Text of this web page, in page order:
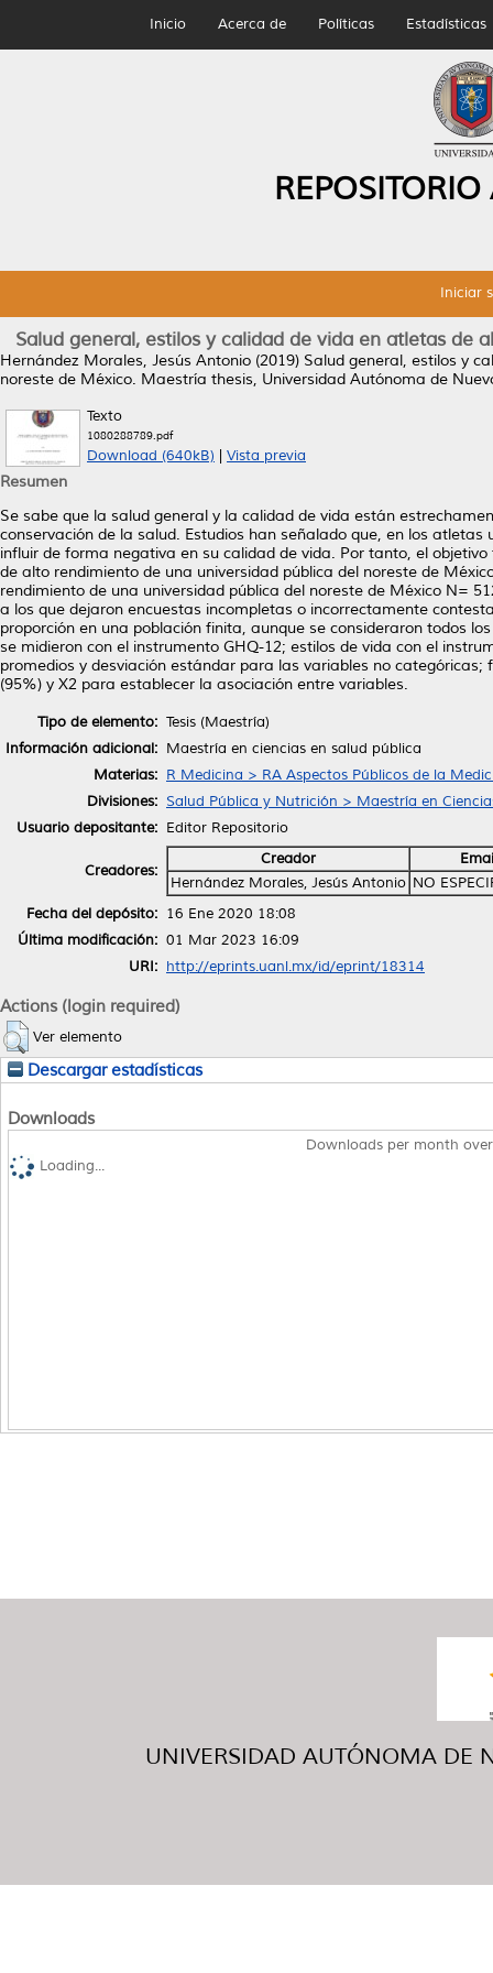
Inicio Acerca de Políticas Estadísticas
Iniciar
Salud general, estilos y calidad de vida en atletas de
Hernández Morales, Jesús Antonio (2019) Salud general, estilos y
noreste de México. Maestría thesis, Universidad Autónoma de
Texto
1080288789.pdf
Download (640kB) Vista previa
Resumen
Se sabe que la salud general y la calidad de vida están
conservación de la salud. Estudios han señalado que, en los
influir de forma negativa en su calidad de vida. Por tanto, el
de alto rendimiento de una universidad pública del noreste de
rendimiento de una universidad pública del noreste de México N=
a los que dejaron encuestas incompletas o incorrectamente
proporción en una población finita, aunque se consideraron todos
se midieron con el instrumento GHQ-12; estilos de vida con el
promedios y desviación estándar para las variables no
(95%) y X2 para establecer la asociación entre variables.
Tipo de elemento: Tesis (Maestría)
Información adicional: Maestría en ciencias en salud pública
Materias: R Medicina > RA Aspectos Públicos de la
Divisiones: Salud Pública y Nutrición > Maestría en
Usuario depositante: Editor Repositorio
Creadores:
Creador
Hernández Morales, Jesús Antonio NO
Fecha del depósito: 16 Ene 2020 18:08
Última modificación: 01 Mar 2023 16:09
URI: http://eprints.uanl.mx/id/eprint/18314
Actions (login required)
Ver elemento
Descargar estadísticas
Downloads
Downloads per month
Loading...
UNIVERSIDAD AUTÓNOMA DE